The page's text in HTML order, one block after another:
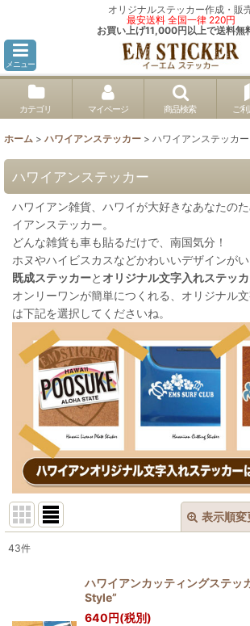
オリジナルステッカー作成・販
最安送料 全国一律 220円
お買い上げ11,000円以上で送料無
メニュー
カテゴリ マイページ 商品検索 ご
ホーム > ハワイアンステッカー > ハワイアンステッカー
ハワイアンステッカー
ハワイアン雑貨、ハワイが大好きなあなたの
イアンステッカー。
どんな雑貨も車も貼るだけで、南国気分！
ホヌやハイビスカスなどかわいいデザインがい
既成ステッカーと オリジナル文字入れステッ
オンリーワンが簡単につくれる、オリジナル
は下記を選択してくださいね。
表示順変
43件
ハワイアンカッティングステッ
Style”
640 円(税別)